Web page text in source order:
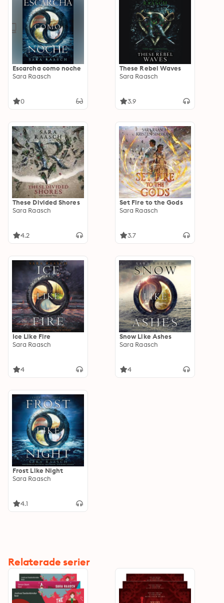
Escarcha como noche
Sara Raasch
0
These Rebel Waves
Sara Raasch
3.9
These Divided Shores
Sara Raasch
4.2
Set Fire to the Gods
Sara Raasch
3.7
Ice Like Fire
Sara Raasch
4
Snow Like Ashes
Sara Raasch
4
Frost Like Night
Sara Raasch
4.1
Relaterade serier